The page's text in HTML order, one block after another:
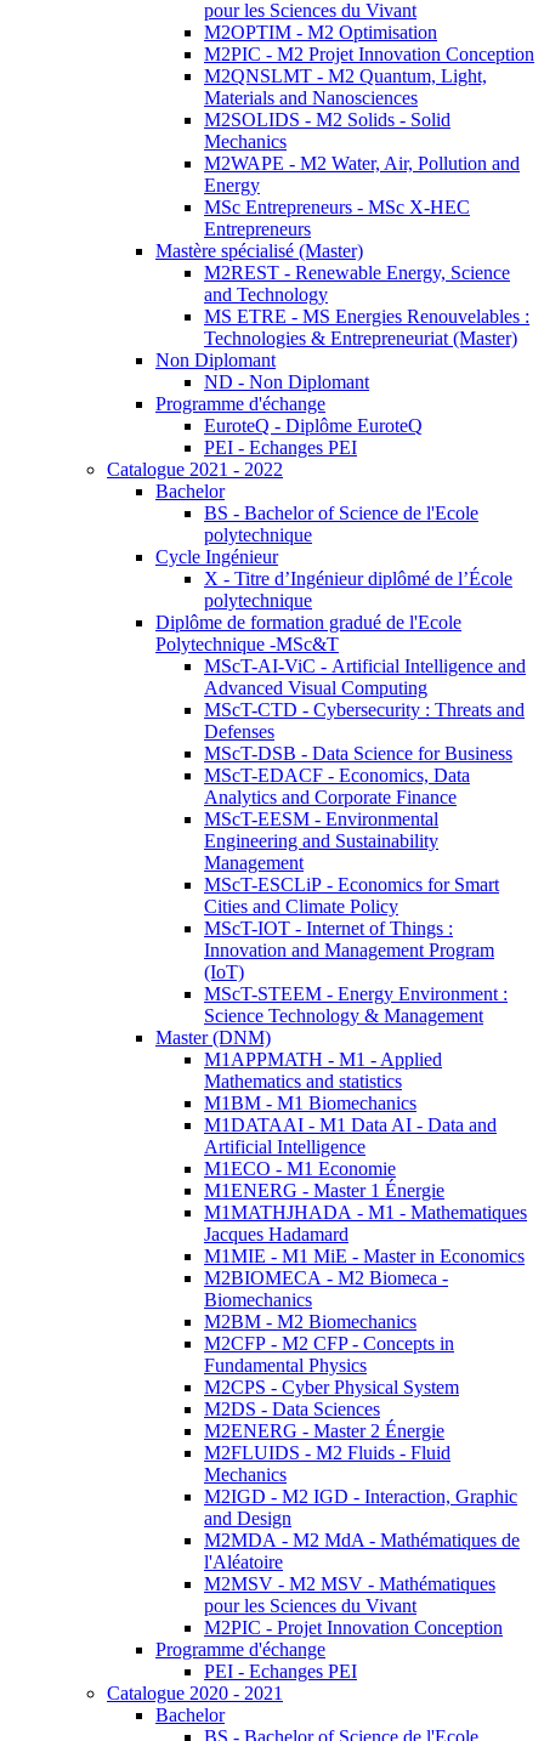
pour les Sciences du Vivant
M2OPTIM - M2 Optimisation
M2PIC - M2 Projet Innovation Conception
M2QNSLMT - M2 Quantum, Light,
Materials and Nanosciences
M2SOLIDS - M2 Solids - Solid
Mechanics
M2WAPE - M2 Water, Air, Pollution and
Energy
MSc Entrepreneurs - MSc X-HEC
Entrepreneurs
Mastère spécialisé (Master)
M2REST - Renewable Energy, Science
and Technology
MS ETRE - MS Energies Renouvelables :
Technologies & Entrepreneuriat (Master)
Non Diplomant
ND - Non Diplomant
Programme d'échange
EuroteQ - Diplôme EuroteQ
PEI - Echanges PEI
Catalogue 2021 - 2022
Bachelor
BS - Bachelor of Science de l'Ecole
polytechnique
Cycle Ingénieur
X - Titre d’Ingénieur diplômé de l’École
polytechnique
Diplôme de formation gradué de l'Ecole
Polytechnique -MSc&T
MScT-AI-ViC - Artificial Intelligence and
Advanced Visual Computing
MScT-CTD - Cybersecurity : Threats and
Defenses
MScT-DSB - Data Science for Business
MScT-EDACF - Economics, Data
Analytics and Corporate Finance
MScT-EESM - Environmental
Engineering and Sustainability
Management
MScT-ESCLiP - Economics for Smart
Cities and Climate Policy
MScT-IOT - Internet of Things :
Innovation and Management Program
(IoT)
MScT-STEEM - Energy Environment :
Science Technology & Management
Master (DNM)
M1APPMATH - M1 - Applied
Mathematics and statistics
M1BM - M1 Biomechanics
M1DATAAI - M1 Data AI - Data and
Artificial Intelligence
M1ECO - M1 Economie
M1ENERG - Master 1 Énergie
M1MATHJHADA - M1 - Mathematiques
Jacques Hadamard
M1MIE - M1 MiE - Master in Economics
M2BIOMECA - M2 Biomeca -
Biomechanics
M2BM - M2 Biomechanics
M2CFP - M2 CFP - Concepts in
Fundamental Physics
M2CPS - Cyber Physical System
M2DS - Data Sciences
M2ENERG - Master 2 Énergie
M2FLUIDS - M2 Fluids - Fluid
Mechanics
M2IGD - M2 IGD - Interaction, Graphic
and Design
M2MDA - M2 MdA - Mathématiques de
l'Aléatoire
M2MSV - M2 MSV - Mathématiques
pour les Sciences du Vivant
M2PIC - Projet Innovation Conception
Programme d'échange
PEI - Echanges PEI
Catalogue 2020 - 2021
Bachelor
BS - Bachelor of Science de l'Ecole